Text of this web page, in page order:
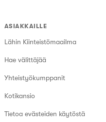
ASIAKKAILLE
Lähin Kiinteistömaailma
Hae välittäjää
Yhteistyökumppanit
Kotikansio
Tietoa evästeiden käytöstä